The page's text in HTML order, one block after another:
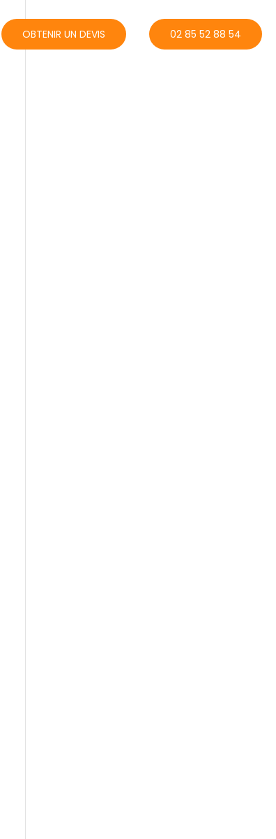
OBTENIR UN DEVIS 02 85 52 88 54